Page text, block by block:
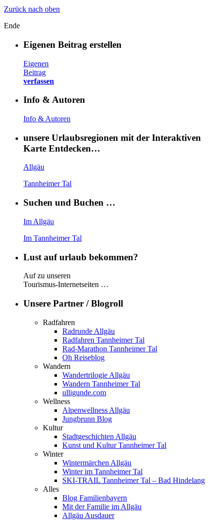
Zurück nach oben
Ende
Eigenen Beitrag erstellen
Eigenen
Beitrag
verfassen
Info & Autoren
Info & Autoren
unsere Urlaubsregionen mit der Interaktiven
Karte Entdecken…
Allgäu
Tannheimer Tal
Suchen und Buchen …
Im Allgäu
Im Tannheimer Tal
Lust auf urlaub bekommen?
Auf zu unseren
Tourismus-Internetseiten …
Unsere Partner / Blogroll
Radfahren
Radrunde Allgäu
Radfahren Tannheimer Tal
Rad-Marathon Tannheimer Tal
Oh Reiseblog
Wandern
Wandertrilogie Allgäu
Wandern Tannheimer Tal
ulligunde.com
Wellness
Alpenwellness Allgäu
Jungbrunn Blog
Kultur
Stadtgeschichten Allgäu
Kunst und Kultur Tannheimer Tal
Winter
Wintermärchen Allgäu
Winter im Tannheimer Tal
SKI-TRAIL Tannheimer Tal – Bad Hindelang
Alles
Blog Familienbayern
Mit der Familie im Allgäu
Allgäu Ausdauer